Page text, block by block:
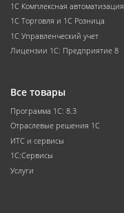
1С Комплексная автоматизация
1С Торговля и 1С Розница
1С Управленческий учет
Лицензии 1С: Предприятие 8
Все товары
Программа 1С: 8.3
Отраслевые решения 1С
ИТС и сервисы
1С:Сервисы
Услуги